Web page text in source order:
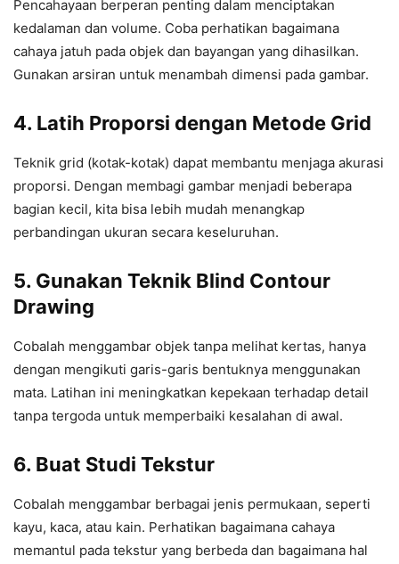
Pencahayaan berperan penting dalam menciptakan
kedalaman dan volume. Coba perhatikan bagaimana
cahaya jatuh pada objek dan bayangan yang dihasilkan.
Gunakan arsiran untuk menambah dimensi pada gambar.
4. Latih Proporsi dengan Metode Grid
Teknik grid (kotak-kotak) dapat membantu menjaga akurasi
proporsi. Dengan membagi gambar menjadi beberapa
bagian kecil, kita bisa lebih mudah menangkap
perbandingan ukuran secara keseluruhan.
5. Gunakan Teknik Blind Contour
Drawing
Cobalah menggambar objek tanpa melihat kertas, hanya
dengan mengikuti garis-garis bentuknya menggunakan
mata. Latihan ini meningkatkan kepekaan terhadap detail
tanpa tergoda untuk memperbaiki kesalahan di awal.
6. Buat Studi Tekstur
Cobalah menggambar berbagai jenis permukaan, seperti
kayu, kaca, atau kain. Perhatikan bagaimana cahaya
memantul pada tekstur yang berbeda dan bagaimana hal